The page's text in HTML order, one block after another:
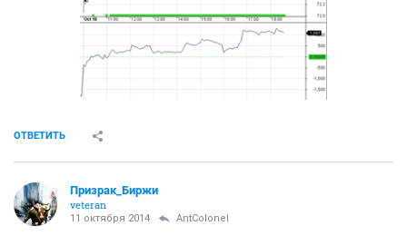
ОТВЕТИТЬ
Призрак_Биржи
veteran
11 октября 2014 AntColonel